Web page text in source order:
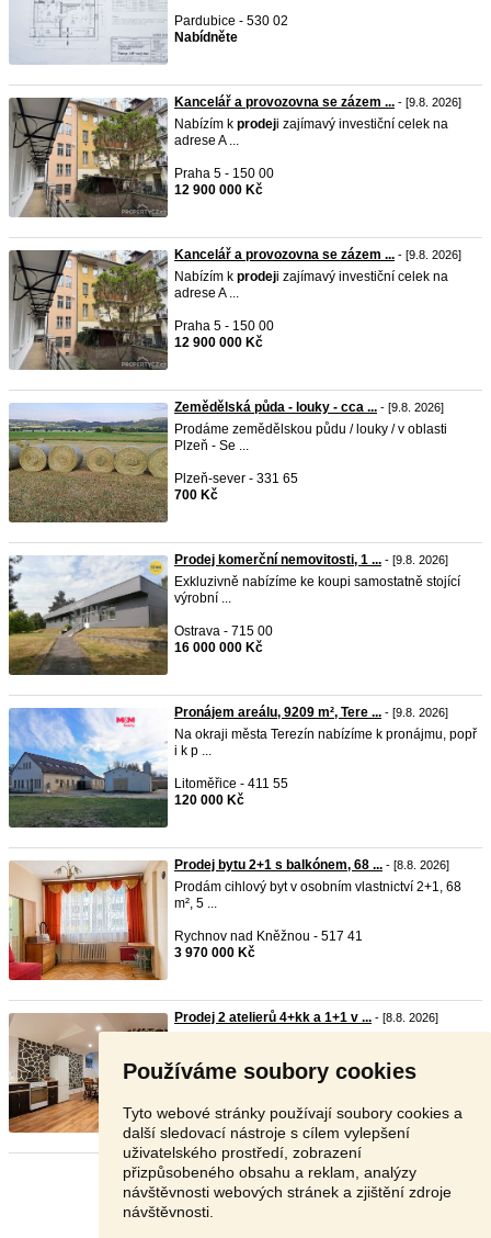
Používáme soubory cookies
Tyto webové stránky používají soubory cookies a
další sledovací nástroje s cílem vylepšení
uživatelského prostředí, zobrazení
přizpůsobeného obsahu a reklam, analýzy
návštěvnosti webových stránek a zjištění zdroje
návštěvnosti.
Pardubice - 530 02
Nabídněte
Kancelář a provozovna se zázem ... - [9.8. 2026]
Nabízím k prodeji zajímavý investiční celek na
adrese A ...
Praha 5 - 150 00
12 900 000 Kč
Kancelář a provozovna se zázem ... - [9.8. 2026]
Nabízím k prodeji zajímavý investiční celek na
adrese A ...
Praha 5 - 150 00
12 900 000 Kč
Zemědělská půda - louky - cca ... - [9.8. 2026]
Prodáme zemědělskou půdu / louky / v oblasti
Plzeň - Se ...
Plzeň-sever - 331 65
700 Kč
Prodej komerční nemovitosti, 1 ... - [9.8. 2026]
Exkluzivně nabízíme ke koupi samostatně stojící
výrobní ...
Ostrava - 715 00
16 000 000 Kč
Pronájem areálu, 9209 m², Tere ... - [9.8. 2026]
Na okraji města Terezín nabízíme k pronájmu, popř
i k p ...
Litoměřice - 411 55
120 000 Kč
Prodej bytu 2+1 s balkónem, 68 ... - [8.8. 2026]
Prodám cihlový byt v osobním vlastnictví 2+1, 68
m², 5 ...
Rychnov nad Kněžnou - 517 41
3 970 000 Kč
Prodej 2 atelierů 4+kk a 1+1 v ... - [8.8. 2026]
4 490 000 Kč
Stránka: 1 2 3 Další